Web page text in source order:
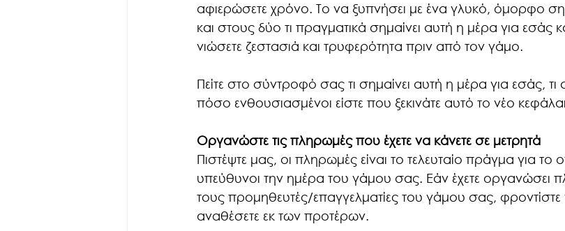
αφιερώσετε χρόνο. Το να ξυπνήσει με ένα γλυκό, όμορφο
και στους δύο τι πραγματικά σημαίνει αυτή η μέρα για εσάς
νιώσετε ζεστασιά και τρυφερότητα πριν από τον γάμο.
Πείτε στο σύντροφό σας τι σημαίνει αυτή η μέρα για εσάς, τι
πόσο ενθουσιασμένοι είστε που ξεκινάτε αυτό το νέο
Οργανώστε τις πληρωμές που έχετε να κάνετε σε μετρητά
Πιστέψτε μας, οι πληρωμές είναι το τελευταίο πράγμα για το
υπεύθυνοι την ημέρα του γάμου σας. Εάν έχετε οργανώσει
τους προμηθευτές/επαγγελματίες του γάμου σας, φροντίστε
αναθέσετε εκ των προτέρων.